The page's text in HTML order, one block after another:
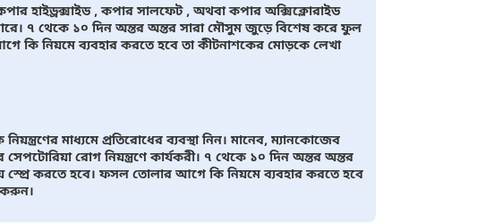
হাইড্রক্সাইড , কপার সালফেট , অথবা কপার অক্সিক্লোরাইড
৭ থেকে ১০ দিন অন্তর অন্তর সারা মৌসুম জুড়ে বিশেষ করে ফুল
কি নিয়মে ব্যবহার করতে হবে তা কীটনাশকের মোড়কে লেখা
মাধ্যমে প্রতিরোধের ব্যবস্থা নিন। মানেব, ম্যানকোজেব
রোগ নিয়ন্ত্রণে কার্যকরী। ৭ থেকে ১০ দিন অন্তর অন্তর
করতে হবে। ফসল তোলার আগে কি নিয়মে ব্যবহার করতে হবে